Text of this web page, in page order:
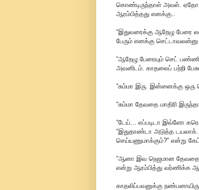
கொண்டிருந்தாள் அவள். ஏதோ
ஆரம்பித்தது எனக்கு..
“இதுவரைக்கு ஆறேழு
பேரும் எனக்கு
“ஆறேழு பேரையும் செட்
அவனிடம். காதலைப் பற்றி
“சும்மா இரு. இன்னைக்கு
“சும்மா தேவதை மாதிரி
“டேய்... எப்படிடா இவ்ளோ
“இதுதாண்டா அடுத்த
செய்யணுமாக்கும்?” என்று
“ஆனா இவ நெஜமான
என்று ஆரம்பித்து வர்ணிக்க
காதலிப்பவனுக்கு